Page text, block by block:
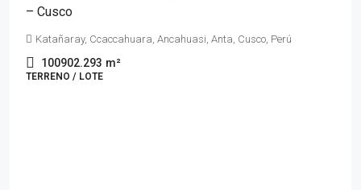
– Cusco
Katañaray, Ccaccahuara, Ancahuasi, Anta, Cusco, Perú
100902.293 m²
TERRENO / LOTE